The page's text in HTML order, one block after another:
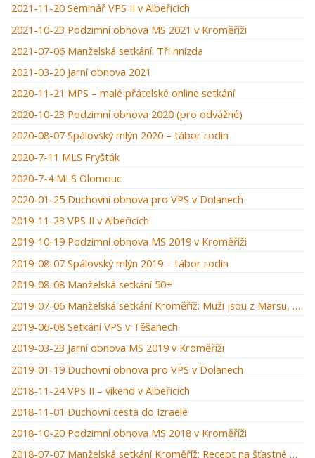
2021-11-20 Seminář VPS II v Albeřicích
2021-10-23 Podzimní obnova MS 2021 v Kroměříži
2021-07-06 Manželská setkání: Tři hnízda
2021-03-20 Jarní obnova 2021
2020-11-21 MPS – malé přátelské online setkání
2020-10-23 Podzimní obnova 2020 (pro odvážné)
2020-08-07 Spálovský mlýn 2020 – tábor rodin
2020-7-11 MLS Fryšták
2020-7-4 MLS Olomouc
2020-01-25 Duchovní obnova pro VPS v Dolanech
2019-11-23 VPS II v Albeřicích
2019-10-19 Podzimní obnova MS 2019 v Kroměříži
2019-08-07 Spálovský mlýn 2019 – tábor rodin
2019-08-08 Manželská setkání 50+
2019-07-06 Manželská setkání Kroměříž: Muži jsou z Marsu, ženy z Venuše
2019-06-08 Setkání VPS v Těšanech
2019-03-23 Jarní obnova MS 2019 v Kroměříži
2019-01-19 Duchovní obnova pro VPS v Dolanech
2018-11-24 VPS II – víkend v Albeřicích
2018-11-01 Duchovní cesta do Izraele
2018-10-20 Podzimní obnova MS 2018 v Kroměříži
2018-07-07 Manželská setkání Kroměříž: Recept na šťastné manželství